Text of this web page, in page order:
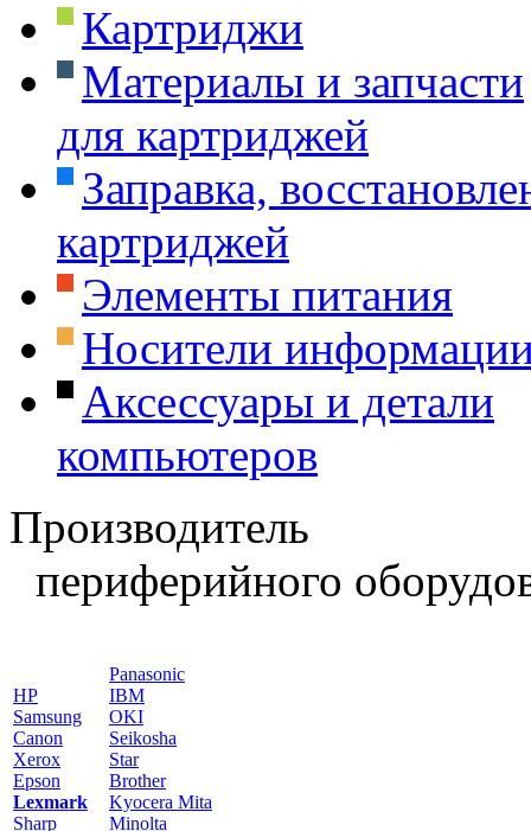
Картриджи
Материалы и запчасти
для картриджей
Заправка,
картриджей
Элементы питания
Носители
Аксессуары и детали
компьютеров
Производитель
периферийного
HP
Samsung
Canon
Xerox
Epson
Lexmark
Sharp
Panasonic
IBM
OKI
Seikosha
Star
Brother
Kyocera Mita
Minolta